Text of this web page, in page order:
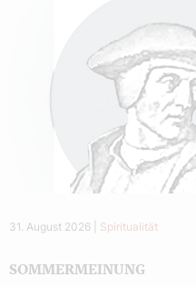
31. August 2026 Spiritualität
SOMMERMEINUNG